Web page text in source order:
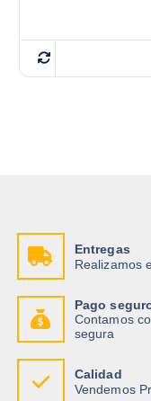
Entregas
Realizamos
Pago
Contamos
segura
Calidad
Vendemos